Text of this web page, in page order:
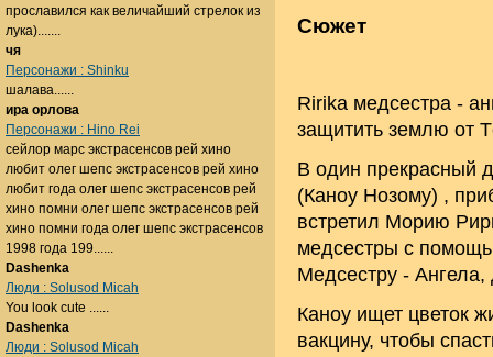
Сюжет
Ririka медсестра -
защитить землю от
В один прекрасный
(Каноу Нозому) ,
встретил Морию
медсестры с
Медсестру -
Каноу ищет цветок
вакцину, чтобы
прославился как величайший стрелок из
лука).......
чя
Персонажи : Shinku
шалава......
ира орлова
Персонажи : Hino Rei
сейлор марс экстрасенсов рей хино
любит олег шепс экстрасенсов рей хино
любит года олег шепс экстрасенсов рей
хино помни олег шепс экстрасенсов рей
хино помни года олег шепс экстрасенсов
1998 года 199......
Dashenka
Люди : Solusod Micah
You look cute ......
Dashenka
Люди : Solusod Micah